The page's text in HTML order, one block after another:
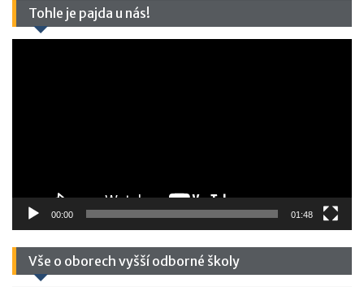
Tohle je pajda u nás!
00:00 01:48
Vše o oborech vyšší odborné školy